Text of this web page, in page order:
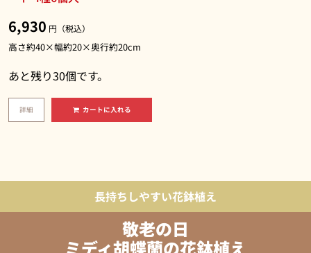
6,930 円（税込）
高さ約40×幅約20×奥行約20cm
あと残り30個です。
詳細 カートに入れる
長持ちしやすい花鉢植え
敬老の日
ミディ胡蝶蘭の花鉢植え